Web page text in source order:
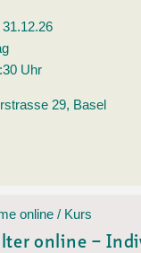
Uhr
29, Basel
online / Kurs
online –